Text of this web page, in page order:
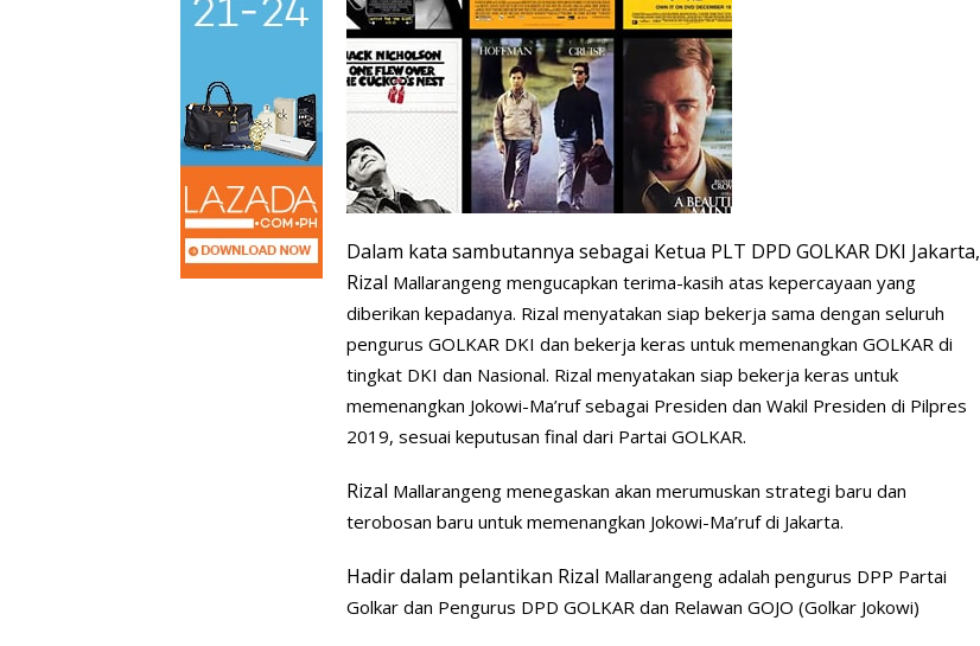
Dalam kata sambutannya sebagai Ketua PLT DPD GOLKAR DKI Jakarta,
Rizal Mallarangeng mengucapkan terima-kasih atas kepercayaan yang
diberikan kepadanya. Rizal menyatakan siap bekerja sama dengan seluruh
pengurus GOLKAR DKI dan bekerja keras untuk memenangkan GOLKAR di
tingkat DKI dan Nasional. Rizal menyatakan siap bekerja keras untuk
memenangkan Jokowi-Ma’ruf sebagai Presiden dan Wakil Presiden di Pilpres
2019, sesuai keputusan final dari Partai GOLKAR.
Rizal Mallarangeng menegaskan akan merumuskan strategi baru dan
terobosan baru untuk memenangkan Jokowi-Ma’ruf di Jakarta.
Hadir dalam pelantikan Rizal Mallarangeng adalah pengurus DPP Partai
Golkar dan Pengurus DPD GOLKAR dan Relawan GOJO (Golkar Jokowi)